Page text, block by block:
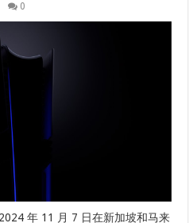
0
年 11 月 7 日在新加坡和马来